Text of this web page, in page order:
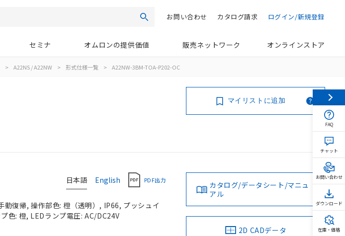
検索 ログイン/新規登録
カタログ請求
お問い合わせ
セミナ オムロンの提供価値 販売ネットワーク オンラインストア
> A22NS / A22NW > 形式仕様一覧 > A22NW-3BM-TOA-P202-OC
マイリストに追加
日本語 English PDF出力
復帰, 操作部色: 橙（透明）, IP66, プッシュイ
色: 橙, LEDランプ電圧: AC/DC24V
カタログ/データシート/マニュ
アル
2D CADデータ
FAQ
チャット
お問い合わせ
ダウンロード
在庫・価格